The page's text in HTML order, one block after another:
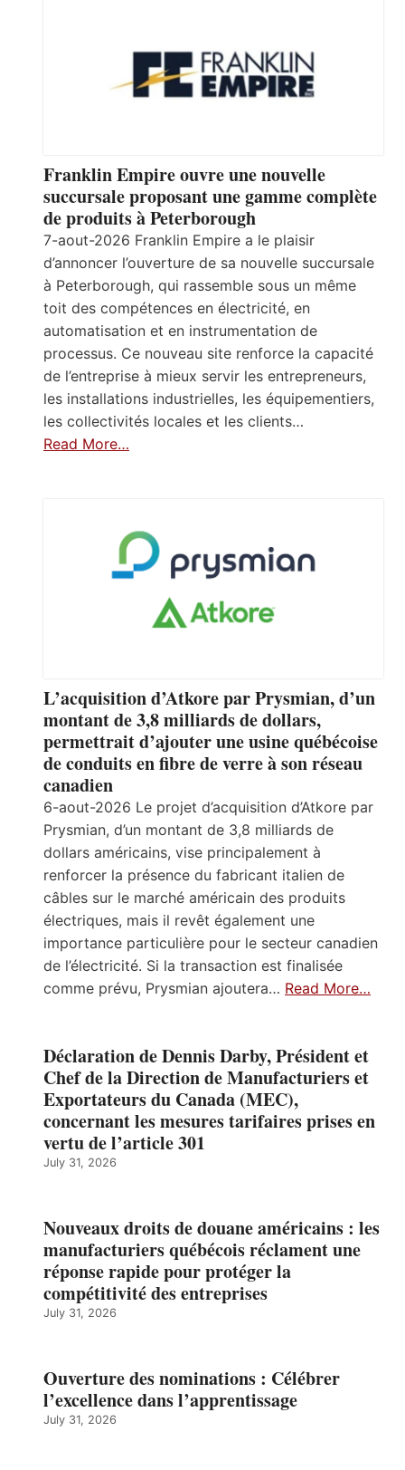
Franklin Empire ouvre une nouvelle
succursale proposant une gamme complète
de produits à Peterborough
7-aout-2026 Franklin Empire a le plaisir
d’annoncer l’ouverture de sa nouvelle succursale
à Peterborough, qui rassemble sous un même
toit des compétences en électricité, en
automatisation et en instrumentation de
processus. Ce nouveau site renforce la capacité
de l’entreprise à mieux servir les entrepreneurs,
les installations industrielles, les équipementiers,
les collectivités locales et les clients…
Read More…
L’acquisition d’Atkore par Prysmian, d’un
montant de 3,8 milliards de dollars,
permettrait d’ajouter une usine québécoise
de conduits en fibre de verre à son réseau
canadien
6-aout-2026 Le projet d’acquisition d’Atkore par
Prysmian, d’un montant de 3,8 milliards de
dollars américains, vise principalement à
renforcer la présence du fabricant italien de
câbles sur le marché américain des produits
électriques, mais il revêt également une
importance particulière pour le secteur canadien
de l’électricité. Si la transaction est finalisée
comme prévu, Prysmian ajoutera… Read More…
Déclaration de Dennis Darby, Président et
Chef de la Direction de Manufacturiers et
Exportateurs du Canada (MEC),
concernant les mesures tarifaires prises en
vertu de l’article 301
July 31, 2026
Nouveaux droits de douane américains : les
manufacturiers québécois réclament une
réponse rapide pour protéger la
compétitivité des entreprises
July 31, 2026
Ouverture des nominations : Célébrer
l’excellence dans l’apprentissage
July 31, 2026